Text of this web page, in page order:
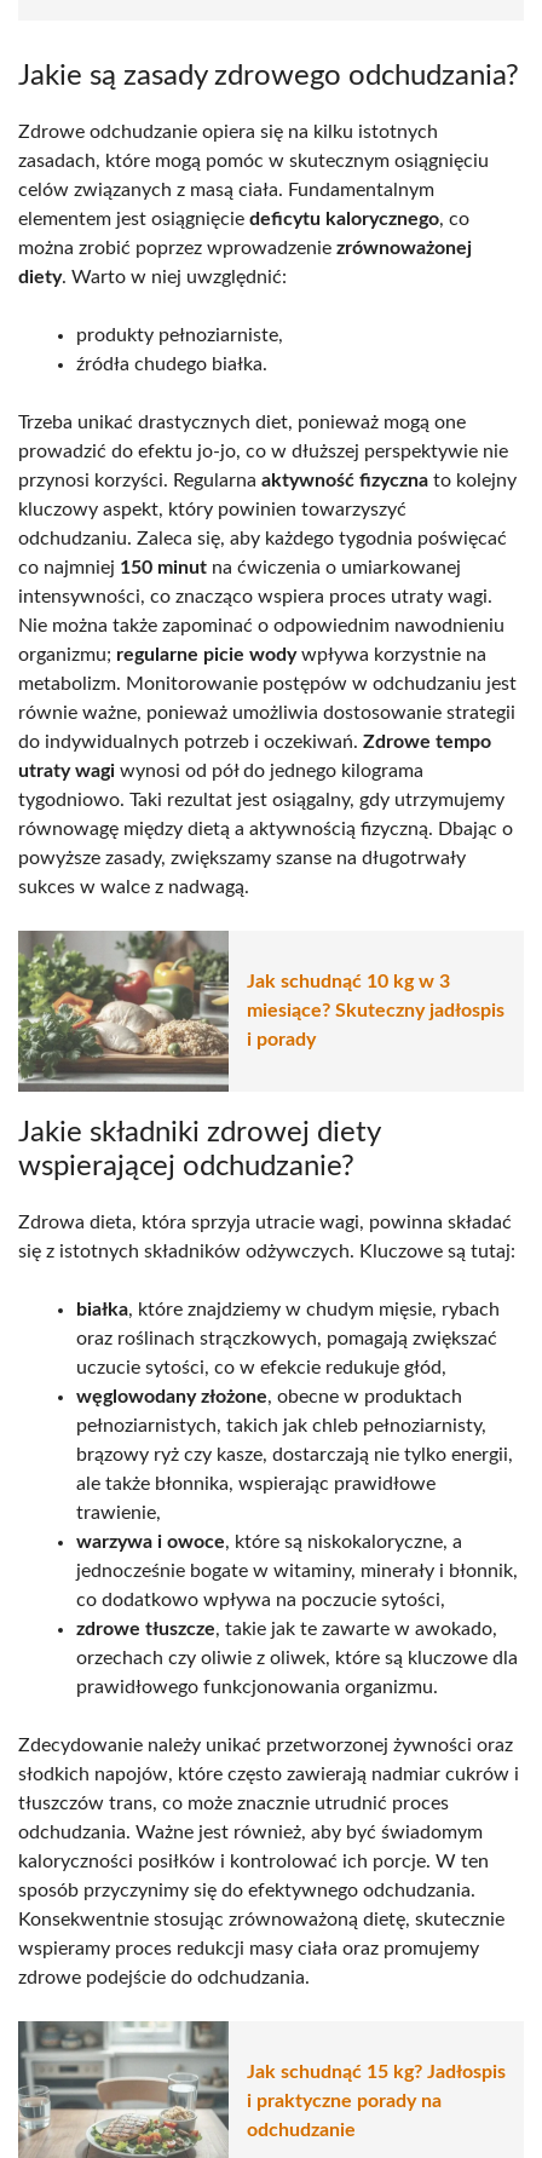
Jakie są zasady zdrowego odchudzania?
Zdrowe odchudzanie opiera się na kilku istotnych
zasadach, które mogą pomóc w skutecznym osiągnięciu
celów związanych z masą ciała. Fundamentalnym
elementem jest osiągnięcie deficytu kalorycznego, co
można zrobić poprzez wprowadzenie zrównoważonej
diety. Warto w niej uwzględnić:
produkty pełnoziarniste,
źródła chudego białka.
Trzeba unikać drastycznych diet, ponieważ mogą one
prowadzić do efektu jo-jo, co w dłuższej perspektywie nie
przynosi korzyści. Regularna aktywność fizyczna to kolejny
kluczowy aspekt, który powinien towarzyszyć
odchudzaniu. Zaleca się, aby każdego tygodnia poświęcać
co najmniej 150 minut na ćwiczenia o umiarkowanej
intensywności, co znacząco wspiera proces utraty wagi.
Nie można także zapominać o odpowiednim nawodnieniu
organizmu; regularne picie wodywpływa korzystnie na
metabolizm. Monitorowanie postępów w odchudzaniu jest
równie ważne, ponieważ umożliwia dostosowanie strategii
do indywidualnych potrzeb i oczekiwań. Zdrowe tempo
utraty wagi wynosi od pół do jednego kilograma
tygodniowo. Taki rezultat jest osiągalny, gdy utrzymujemy
równowagę między dietą a aktywnością fizyczną. Dbając o
powyższe zasady, zwiększamy szanse na długotrwały
sukces w walce z nadwagą.
Jak schudnąć 10 kg w 3
miesiące? Skuteczny jadłospis
i porady
Jakie składniki zdrowej diety
wspierającej odchudzanie?
Zdrowa dieta, która sprzyja utracie wagi, powinna składać
się z istotnych składników odżywczych. Kluczowe są tutaj:
białka, które znajdziemy w chudym mięsie, rybach
oraz roślinach strączkowych, pomagają zwiększać
uczucie sytości, co w efekcie redukuje głód,
węglowodany złożone, obecne w produktach
pełnoziarnistych, takich jak chleb pełnoziarnisty,
brązowy ryż czy kasze, dostarczają nie tylko energii,
ale także błonnika, wspierając prawidłowe
trawienie,
warzywa i owoce, które są niskokaloryczne, a
jednocześnie bogate w witaminy, minerały i błonnik,
co dodatkowo wpływa na poczucie sytości,
zdrowe tłuszcze, takie jak te zawarte w awokado,
orzechach czy oliwie z oliwek, które są kluczowe dla
prawidłowego funkcjonowania organizmu.
Zdecydowanie należy unikać przetworzonej żywności oraz
słodkich napojów, które często zawierają nadmiar cukrów i
tłuszczów trans, co może znacznie utrudnić proces
odchudzania. Ważne jest również, aby być świadomym
kaloryczności posiłków i kontrolować ich porcje. W ten
sposób przyczynimy się do efektywnego odchudzania.
Konsekwentnie stosując zrównoważoną dietę, skutecznie
wspieramy proces redukcji masy ciała oraz promujemy
zdrowe podejście do odchudzania.
Jak schudnąć 15 kg? Jadłospis
i praktyczne porady na
odchudzanie